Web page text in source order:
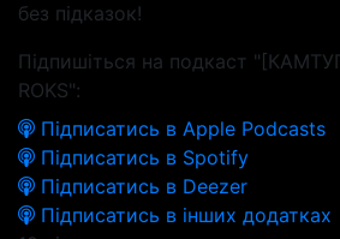
без підказок!
Підпишіться на подкаст
ROKS":
Підписатись в Apple Podcasts
Підписатись в Spotify
Підписатись в Deezer
Підписатись в інших додатках